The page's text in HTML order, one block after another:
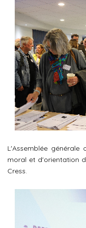
L'Assemblée
moral et d'orientation
Cress.